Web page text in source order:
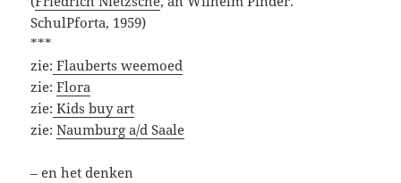
SchulPforta, 1959)
***
zie: Flauberts weemoed
zie:Flora
zie: Kids buy art
zie:Naumburg a/d Saale
– en het denken